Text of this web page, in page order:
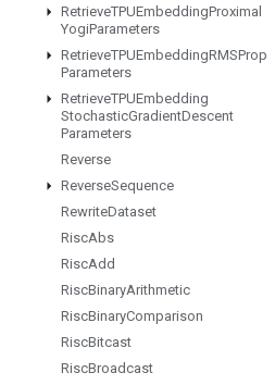
RetrieveTPUEmbeddingProximal
YogiParameters
RetrieveTPUEmbeddingRMSProp
Parameters
RetrieveTPUEmbedding
StochasticGradientDescent
Parameters
Reverse
ReverseSequence
RewriteDataset
RiscAbs
RiscAdd
RiscBinaryArithmetic
RiscBinaryComparison
RiscBitcast
RiscBroadcast